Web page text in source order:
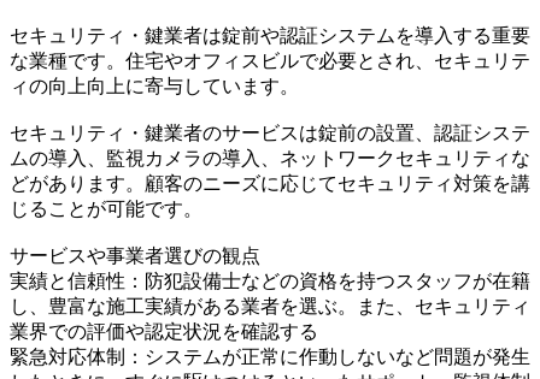
セキュリティ・鍵業者は錠前や認証システムを導入する重要
な業種です。住宅やオフィスビルで必要とされ、セキュリテ
ィの向上向上に寄与しています。
セキュリティ・鍵業者のサービスは錠前の設置、認証システ
ムの導入、監視カメラの導入、ネットワークセキュリティな
どがあります。顧客のニーズに応じてセキュリティ対策を講
じることが可能です。
サービスや事業者選びの観点
実績と信頼性：防犯設備士などの資格を持つスタッフが在籍
し、豊富な施工実績がある業者を選ぶ。また、セキュリティ
業界での評価や認定状況を確認する
緊急対応体制：システムが正常に作動しないなど問題が発生